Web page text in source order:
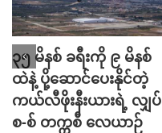
၃၅ မိနစ် ခရီးကို ၉ မိနစ်
ထဲနဲ့ ပို့ဆောင်ပေးနိုင်တဲ့
ကယ်လီဖိုးနီးယားရဲ့ လျှပ်
စ-စ် တက္ကစီ လေယာဉ်